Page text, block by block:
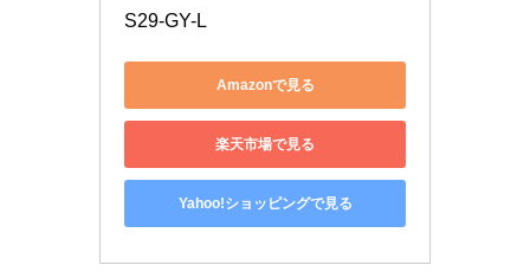
S29-GY-L
Amazonで見る
楽天市場で見る
Yahoo!ショッピングで見る